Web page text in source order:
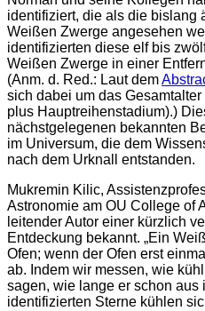
identifiziert, die als die bislang
Weißen Zwerge angesehen
identifizierten diese elf bis
Weißen Zwerge in einer
(Anm. d. Red.: Laut dem
sich dabei um das
plus Hauptreihenstadium).)
nächstgelegenen bekannten
im Universum, die dem
nach dem Urknall entstanden.
Mukremin Kilic,
Astronomie am OU College of
leitender Autor einer kürzlich
Entdeckung bekannt. „Ein
Ofen; wenn der Ofen erst
ab. Indem wir messen, wie
sagen, wie lange er schon aus
identifizierten Sterne kühlen